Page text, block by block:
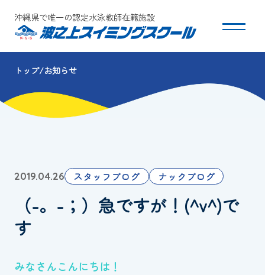
沖縄県で唯一の認定水泳教師在籍施設
スクールについて
コース・クラス紹介
団体会員募集
保護者の方へ
トップ お知らせ
2019.04.26 スタッフブログ ナックブログ
（-。-；）急ですが！(^v^)で
す
みなさんこんにちは！